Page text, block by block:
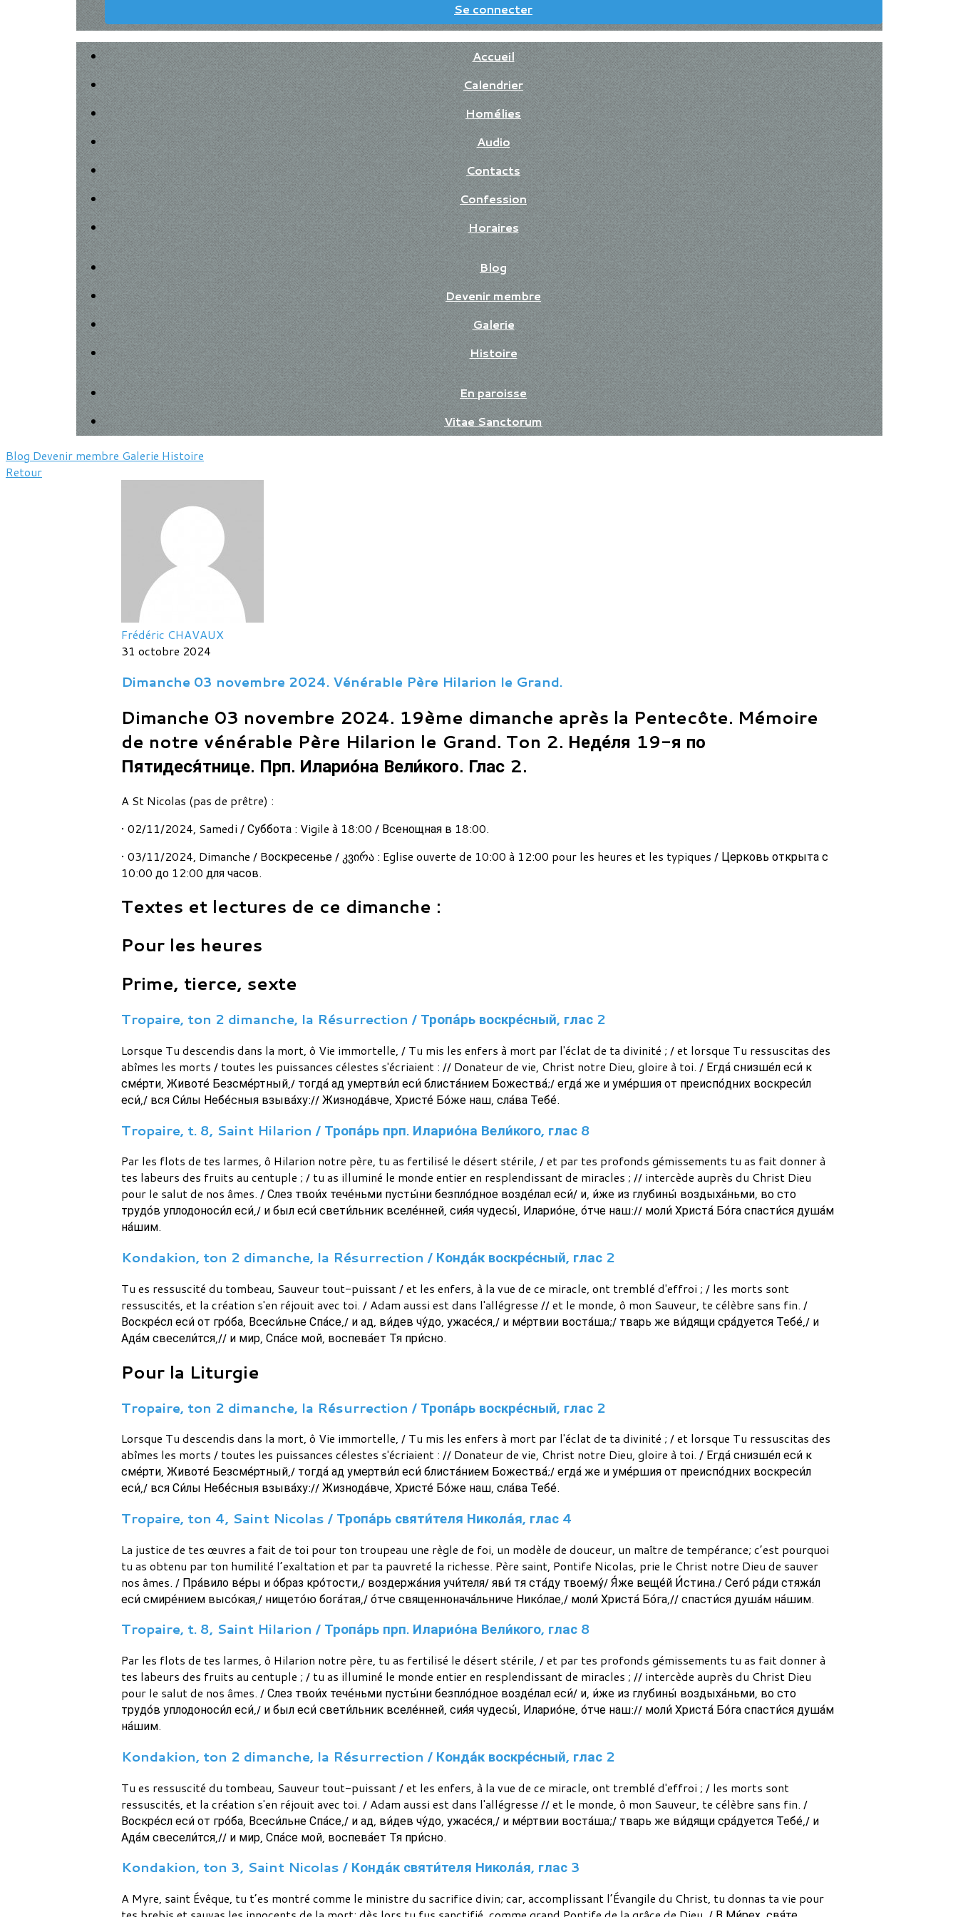
Se connecter
Accueil
Calendrier
Homélies
Audio
Contacts
Confession
Horaires
Blog
Devenir membre
Galerie
Histoire
En paroisse
Vitae Sanctorum
Blog Devenir membre Galerie Histoire
Retour
Frédéric CHAVAUX
31 octobre 2024
Dimanche 03 novembre 2024. Vénérable Père Hilarion le Grand.
Dimanche 03 novembre 2024. 19ème dimanche après la Pentecôte. Mémoire
de notre vénérable Père Hilarion le Grand. Ton 2. Неде́ля 19-я по
Пятидеся́тнице. Прп. Иларио́на Вели́кого. Глас 2.
A St Nicolas (pas de prêtre) :
• 02/11/2024, Samedi / Суббота : Vigile à 18:00 / Всенощная в 18:00.
• 03/11/2024, Dimanche / Bоскресенье / კვირა : Eglise ouverte de 10:00 à 12:00 pour les heures et les typiques / Церковь открыта с
10:00 до 12:00 для часов.
Textes et lectures de ce dimanche :
Pour les heures
Prime, tierce, sexte
Tropaire, ton 2 dimanche, la Résurrection / Тропа́рь воскре́сный, глас 2
Lorsque Tu descendis dans la mort, ô Vie immortelle, / Tu mis les enfers à mort par l'éclat de ta divinité ; / et lorsque Tu ressuscitas des
abîmes les morts / toutes les puissances célestes s'écriaient : // Donateur de vie, Christ notre Dieu, gloire à toi. / Егда́ снизше́л еси́ к
сме́рти, Животе́ Безсме́ртный,/ тогда́ ад умертви́л еси́ блиста́нием Божества́;/ егда́ же и уме́ршия от преиспо́дних воскреси́л
еси́,/ вся Си́лы Небе́сныя взыва́ху:// Жизнода́вче, Христе́ Бо́же наш, сла́ва Тебе́.
Tropaire, t. 8, Saint Hilarion / Тропа́рь прп. Иларио́на Вели́кого, глас 8
Par les flots de tes larmes, ô Hilarion notre père, tu as fertilisé le désert stérile, / et par tes profonds gémissements tu as fait donner à
tes labeurs des fruits au centuple ; / tu as illuminé le monde entier en resplendissant de miracles ; // intercède auprès du Christ Dieu
pour le salut de nos âmes. / Слез твои́х тече́ньми пусты́ни безпло́дное возде́лал еси́/ и, и́же из глубины́ воздыха́ньми, во сто
трудо́в уплодоноси́л еси́,/ и был еси́ свети́льник вселе́нней, сия́я чудесы́, Иларио́не, о́тче наш:// моли́ Христа́ Бо́га спасти́ся душа́м
на́шим.
Kondakion, ton 2 dimanche, la Résurrection / Конда́к воскре́сный, глас 2
Tu es ressuscité du tombeau, Sauveur tout-puissant / et les enfers, à la vue de ce miracle, ont tremblé d'effroi ; / les morts sont
ressuscités, et la création s'en réjouit avec toi. / Adam aussi est dans l'allégresse // et le monde, ô mon Sauveur, te célèbre sans fin. /
Воскре́сл еси́ от гро́ба, Всеси́льне Спа́се,/ и ад, ви́дев чу́до, ужасе́ся,/ и ме́ртвии воста́ша;/ тварь же ви́дящи сра́дуется Тебе́,/ и
Ада́м свесели́тся,// и мир, Спа́се мой, воспева́ет Тя при́сно.
Pour la Liturgie
Tropaire, ton 2 dimanche, la Résurrection / Тропа́рь воскре́сный, глас 2
Lorsque Tu descendis dans la mort, ô Vie immortelle, / Tu mis les enfers à mort par l'éclat de ta divinité ; / et lorsque Tu ressuscitas des
abîmes les morts / toutes les puissances célestes s'écriaient : // Donateur de vie, Christ notre Dieu, gloire à toi. / Егда́ снизше́л еси́ к
сме́рти, Животе́ Безсме́ртный,/ тогда́ ад умертви́л еси́ блиста́нием Божества́;/ егда́ же и уме́ршия от преиспо́дних воскреси́л
еси́,/ вся Си́лы Небе́сныя взыва́ху:// Жизнода́вче, Христе́ Бо́же наш, сла́ва Тебе́.
Tropaire, ton 4, Saint Nicolas / Тропа́рь святи́теля Никола́я, глас 4
La justice de tes œuvres a fait de toi pour ton troupeau une règle de foi, un modèle de douceur, un maître de tempérance; c’est pourquoi
tu as obtenu par ton humilité l’exaltation et par ta pauvreté la richesse. Père saint, Pontife Nicolas, prie le Christ notre Dieu de sauver
nos âmes. / Пра́вило ве́ры и о́браз кро́тости,/ воздержа́ния учи́теля/ яви́ тя ста́ду твоему́/ Я́же веще́й И́стина./ Сего́ ра́ди стяжа́л
еси́ смире́нием высо́кая,/ нището́ю бога́тая,/ о́тче священнонача́льниче Нико́лае,/ моли́ Христа́ Бо́га,// спасти́ся душа́м на́шим.
Tropaire, t. 8, Saint Hilarion / Тропа́рь прп. Иларио́на Вели́кого, глас 8
Par les flots de tes larmes, ô Hilarion notre père, tu as fertilisé le désert stérile, / et par tes profonds gémissements tu as fait donner à
tes labeurs des fruits au centuple ; / tu as illuminé le monde entier en resplendissant de miracles ; // intercède auprès du Christ Dieu
pour le salut de nos âmes. / Слез твои́х тече́ньми пусты́ни безпло́дное возде́лал еси́/ и, и́же из глубины́ воздыха́ньми, во сто
трудо́в уплодоноси́л еси́,/ и был еси́ свети́льник вселе́нней, сия́я чудесы́, Иларио́не, о́тче наш:// моли́ Христа́ Бо́га спасти́ся душа́м
на́шим.
Kondakion, ton 2 dimanche, la Résurrection / Конда́к воскре́сный, глас 2
Tu es ressuscité du tombeau, Sauveur tout-puissant / et les enfers, à la vue de ce miracle, ont tremblé d'effroi ; / les morts sont
ressuscités, et la création s'en réjouit avec toi. / Adam aussi est dans l'allégresse // et le monde, ô mon Sauveur, te célèbre sans fin. /
Воскре́сл еси́ от гро́ба, Всеси́льне Спа́се,/ и ад, ви́дев чу́до, ужасе́ся,/ и ме́ртвии воста́ша;/ тварь же ви́дящи сра́дуется Тебе́,/ и
Ада́м свесели́тся,// и мир, Спа́се мой, воспева́ет Тя при́сно.
Kondakion, ton 3, Saint Nicolas / Конда́к святи́теля Никола́я, глас 3
A Myre, saint Évêque, tu t’es montré comme le ministre du sacrifice divin; car, accomplissant l’Évangile du Christ, tu donnas ta vie pour